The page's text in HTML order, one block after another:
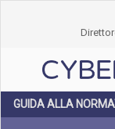
GUIDA ALLA